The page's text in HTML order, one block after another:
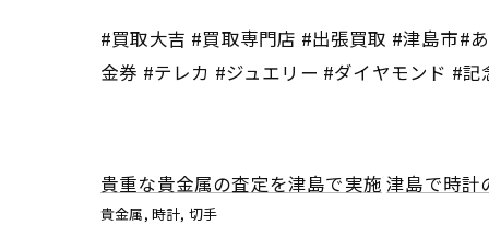
#買取大吉 #買取専門店 #出張買取 #津島市#
金券 #テレカ #ジュエリー #ダイヤモンド #
貴重な貴金属の査定を津島で実施 津島で時計
貴金属 時計 切手